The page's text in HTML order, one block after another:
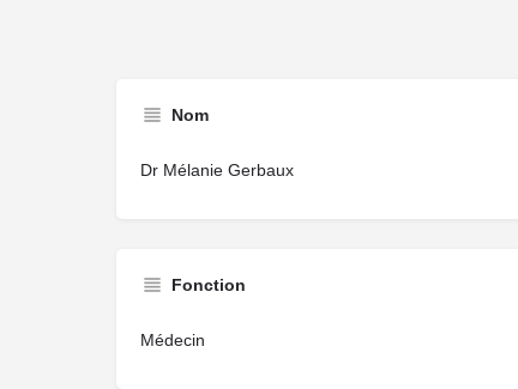
Nom
Dr Mélanie Gerbaux
Fonction
Médecin